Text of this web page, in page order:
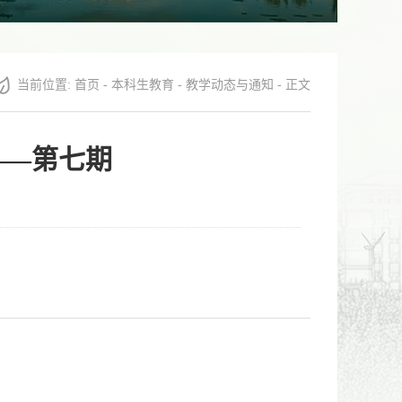
当前位置: 首页 - 本科生教育 - 教学动态与通知 - 正文
第七期